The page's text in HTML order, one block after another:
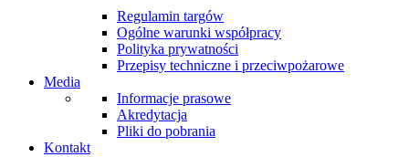
Regulamin targów
Ogólne warunki współpracy
Polityka prywatności
Przepisy techniczne i przeciwpożarowe
Media
Informacje prasowe
Akredytacja
Pliki do pobrania
Kontakt